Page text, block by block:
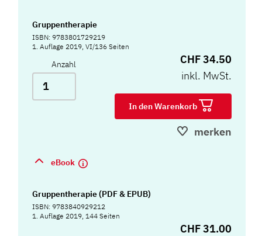
Gruppentherapie
ISBN: 9783801729219
1. Auflage 2019, VI/136 Seiten
Anzahl
CHF 34.50
inkl. MwSt.
In den Warenkorb
merken
eBook
Gruppentherapie (PDF & EPUB)
ISBN: 9783840929212
1. Auflage 2019, 144 Seiten
CHF 31.00